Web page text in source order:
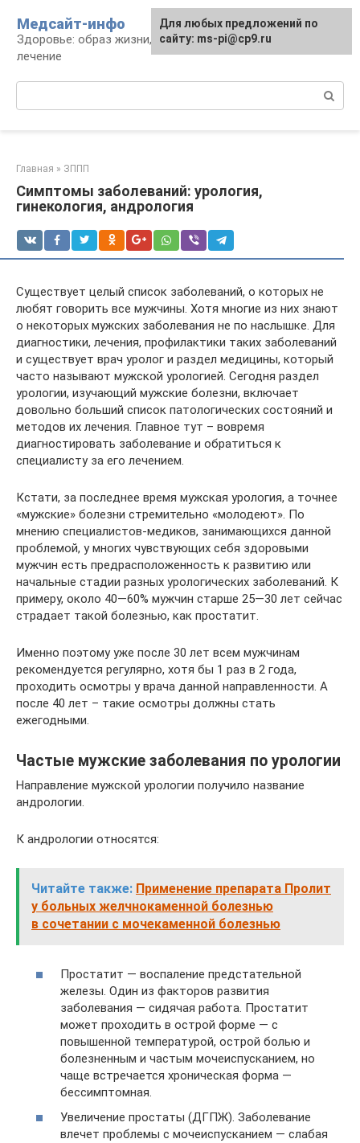
контенту
Медсайт-инфо
Здоровье: образ жизни, профилактика и
лечение
Главная » ЗППП
Симптомы заболеваний: урология,
гинекология, андрология
Существует целый список заболеваний, о которых не
любят говорить все мужчины. Хотя многие из них знают
о некоторых мужских заболевания не по наслышке. Для
диагностики, лечения, профилактики таких заболеваний
и существует врач уролог и раздел медицины, который
часто называют мужской урологией. Сегодня раздел
урологии, изучающий мужские болезни, включает
довольно больший список патологических состояний и
методов их лечения. Главное тут – вовремя
диагностировать заболевание и обратиться к
специалисту за его лечением.
Кстати, за последнее время мужская урология, а точнее
«мужские» болезни стремительно «молодеют». По
мнению специалистов-медиков, занимающихся данной
проблемой, у многих чувствующих себя здоровыми
мужчин есть предрасположенность к развитию или
начальные стадии разных урологических заболеваний. К
примеру, около 40—60% мужчин старше 25—30 лет сейчас
страдает такой болезнью, как простатит.
Именно поэтому уже после 30 лет всем мужчинам
рекомендуется регулярно, хотя бы 1 раз в 2 года,
проходить осмотры у врача данной направленности. А
после 40 лет – такие осмотры должны стать
ежегодными.
Частые мужские заболевания по урологии
Направление мужской урологии получило название
андрологии.
К андрологии относятся:
Читайте также: Применение препарата Пролит
у больных желчнокаменной болезнью
в сочетании с мочекаменной болезнью
Простатит — воспаление предстательной
железы. Один из факторов развития
заболевания — сидячая работа. Простатит
может проходить в острой форме — с
повышенной температурой, острой болью и
болезненным и частым мочеиспусканием, но
чаще встречается хроническая форма —
бессимптомная.
Увеличение простаты (ДГПЖ). Заболевание
влечет проблемы с мочеиспусканием — слабая
Для любых предложений по
сайту: ms-pi@cp9.ru